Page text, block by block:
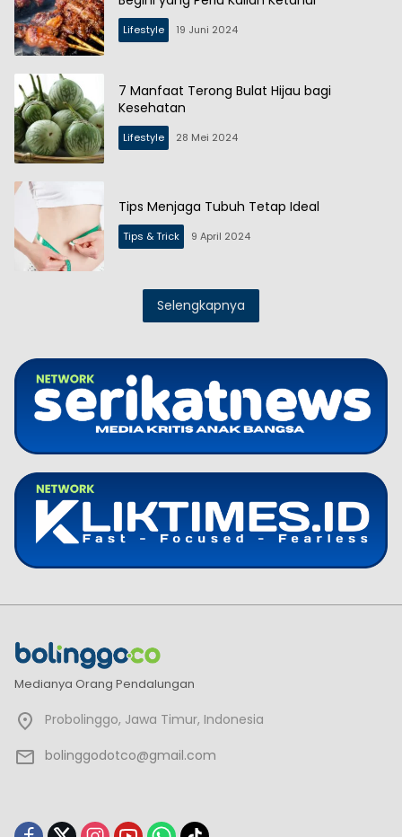
Lifestyle 19 Juni 2024
7 Manfaat Terong Bulat Hijau bagi
Kesehatan
Lifestyle 28 Mei 2024
Tips Menjaga Tubuh Tetap Ideal
Tips & Trick 9 April 2024
Selengkapnya
Medianya Orang Pendalungan
Probolinggo, Jawa Timur, Indonesia
bolinggodotco@gmail.com